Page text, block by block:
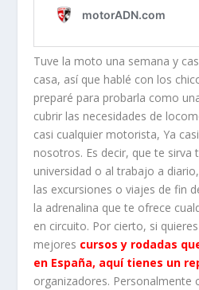
Tuve la moto una semana y
casa, así que hablé con los
preparé para probarla como
cubrir las necesidades de
casi cualquier motorista, Ya
nosotros. Es decir, que te sirva
universidad o al trabajo a
las excursiones o viajes de fin
la adrenalina que te ofrece
en circuito. Por cierto, si
mejores cursos y rodadas
en España, aquí tienes un
organizadores. Personalmente